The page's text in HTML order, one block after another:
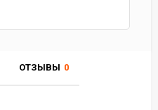
ОТЗЫВЫ 0